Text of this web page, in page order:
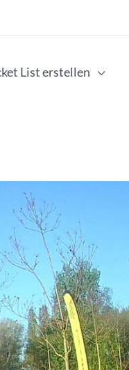
List erstellen